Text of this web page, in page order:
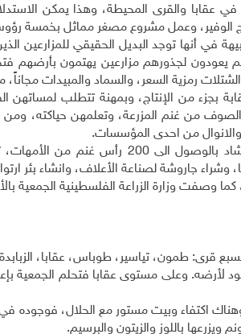
والقرى المحيطة، وهذا يمكن
الوفير، وعمل مشروع مصغر مماثل بخمسة
في أنها توجد البديل الحقيقي للمزارعين
يعودون لجذورهم مزارعين يهتمون بأرضهم
السعر، والسماد والمبيدات مجاناً، مقابل إعادة 10% من حصيلة
بجزء من الإنتاج، وبمهنة تتطلب
من غنم المزرعة، وتعلمهن حياكته،
والانوال من احدى المؤسسات.
طموح الجمعية كبير يلخصه ابو رشاد
وشراء جاروشة لصناعة الأعلاف، وانشاء بئر
كما وصفت وزارة الزراعة الفلسطينية الجمعية
قرى: طمون، تياسير، طوباس، عقابا،
لأرضه. وعلى مستوى عقابا فتحلم الجمعية
وهناك اكتفاء وبيت مستور مع الحلال، فوجوده